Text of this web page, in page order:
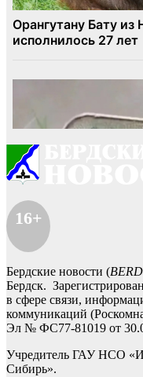
16+
Бердские новости (
Бердск.
в сфере связи,
коммуникаций
Эл № ФС77-81019 от
Учредитель ГАУ НСО
Сибирь».